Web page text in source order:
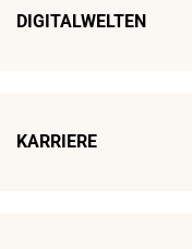
DIGITALWELTEN
KARRIERE